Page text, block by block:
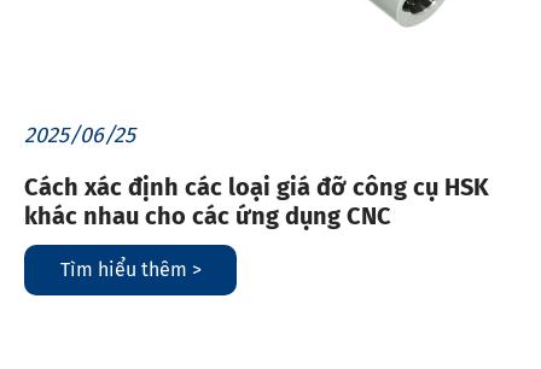
2025/06/25
Cách xác định các loại giá đỡ công cụ HSK
khác nhau cho các ứng dụng CNC
Tìm hiểu thêm >